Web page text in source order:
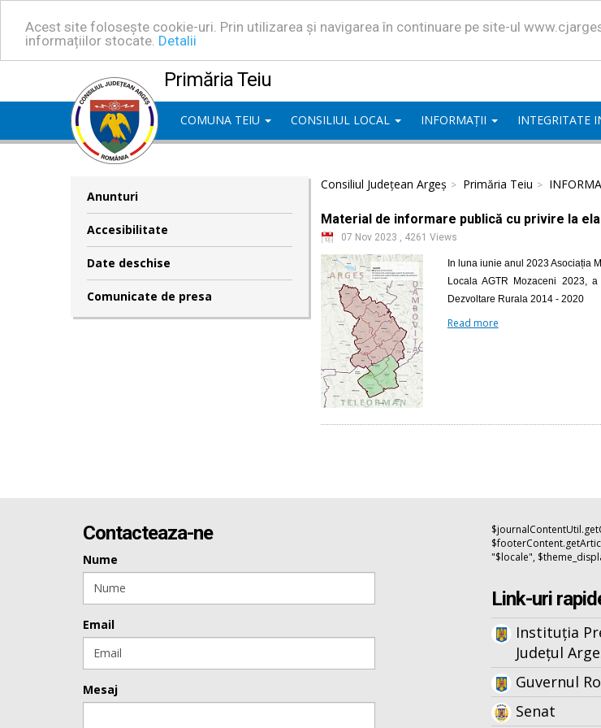
Acest site folosește cookie-uri. Prin utilizarea și navigarea în continuare pe site-ul
informațiilor stocate. Detalii
Primăria Teiu
COMUNA TEIU CONSILIUL LOCAL INFORMAȚII INTEGRITATE
Anunturi
Accesibilitate
Date deschise
Comunicate de presa
Consiliul Județean Argeș Primăria Teiu
Material de informare publică cu privire la
07 Nov 2023 , 4261 Views
In luna iunie anul 2023 Asociația
Locala AGTR Mozaceni 2023,
Dezvoltare Rurala 2014 - 2020
Read more
Contacteaza-ne
Nume
Email
Mesaj
"$locale",
Link-uri
Instituția
Județul
Guvernul
Senat